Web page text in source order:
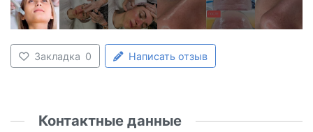
Закладка 0 Написать отзыв
Контактные данные